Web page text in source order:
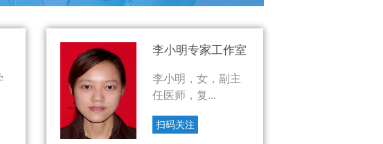
李小明专家工作室
李小明，女，副主
任医师，复...
扫码关注